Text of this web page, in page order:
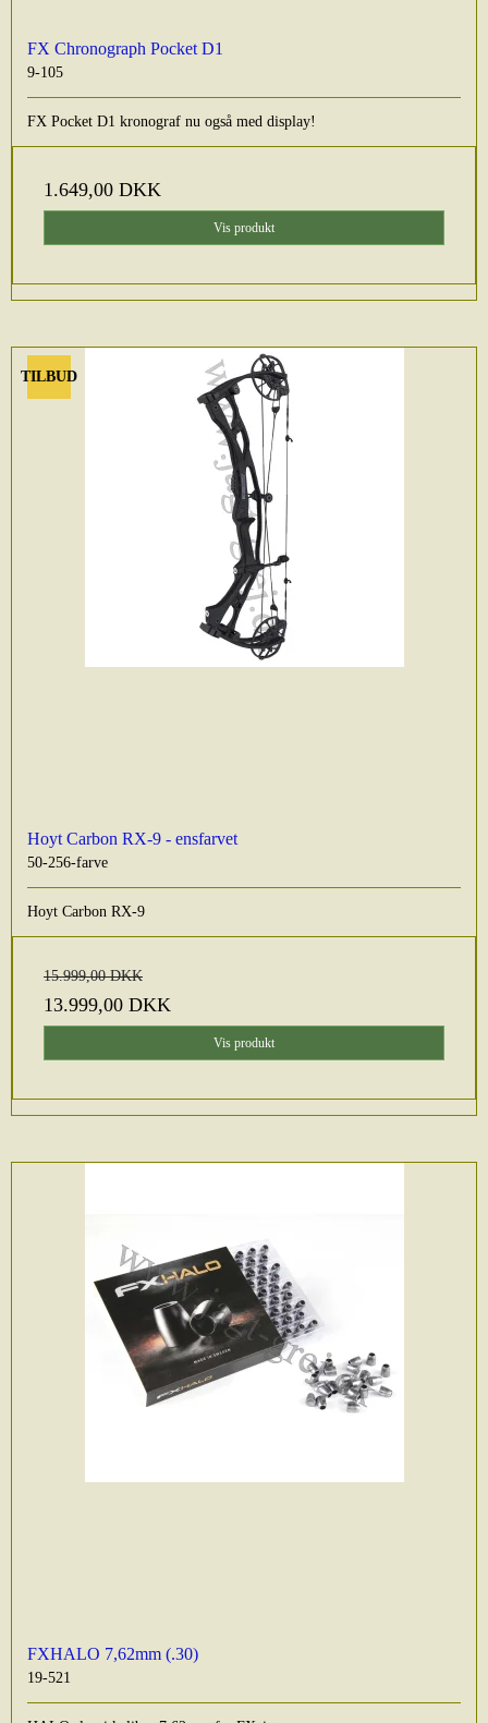
FX Chronograph Pocket D1
9-105
FX Pocket D1 kronograf nu også med display!
1.649,00 DKK
Vis produkt
TILBUD
Hoyt Carbon RX-9 - ensfarvet
50-256-farve
Hoyt Carbon RX-9
15.999,00 DKK
13.999,00 DKK
Vis produkt
FXHALO 7,62mm (.30)
19-521